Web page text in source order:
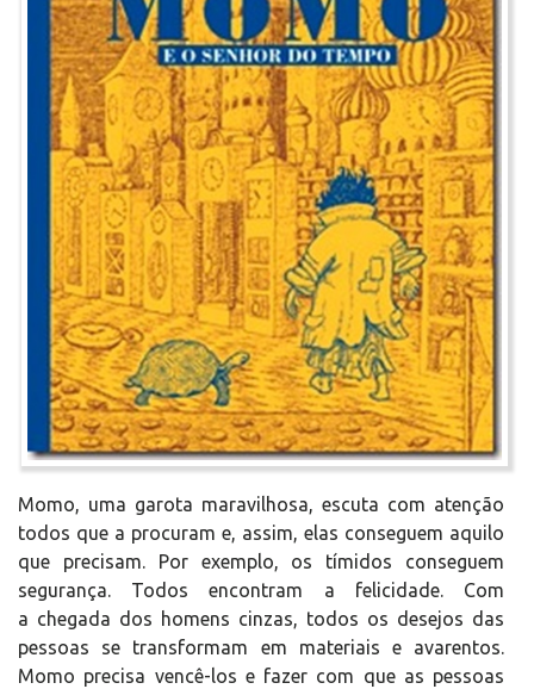
Momo, uma garota maravilhosa, escuta com atenção
todos que a procuram e, assim, elas conseguem aquilo
que precisam. Por exemplo, os tímidos conseguem
segurança. Todos encontram a felicidade. Com
a chegada dos homens cinzas, todos os desejos das
pessoas se transformam em materiais e avarentos.
Momo precisa vencê-los e fazer com que as pessoas